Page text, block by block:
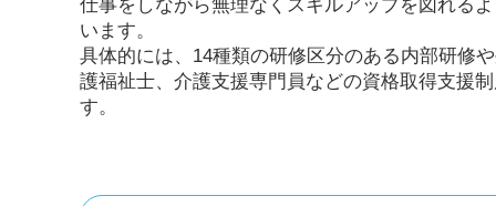
仕事をしながら無理なくスキルアップを図れる
います。
具体的には、14種類の研修区分のある内部研修
護福祉士、介護支援専門員などの資格取得支援
す。